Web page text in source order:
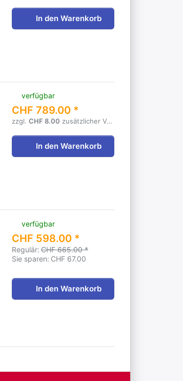
In den Warenkorb
verfügbar
CHF 789.00 *
zzgl. CHF 8.00 zusätzlicher Versandgebühr
In den Warenkorb
verfügbar
CHF 598.00 *
Regulär: CHF 665.00 *
Sie sparen: CHF 67.00
In den Warenkorb